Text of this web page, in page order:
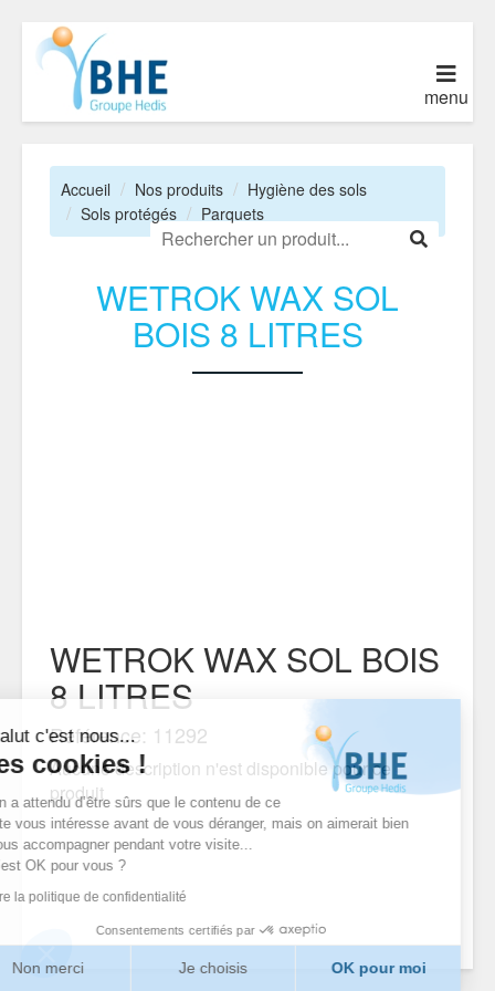
Salut c'est nous...
les cookies !
On a attendu d’être sûrs que le contenu de ce
site vous intéresse avant de vous déranger, mais on aimerait bien
vous accompagner pendant votre visite...
C’est OK pour vous ?
Lire la politique de confidentialité
Consentements certifiés par
Non merci Je choisis OK pour moi
menu
Accueil Nos produits
Hygiène des sols
Sols protégés
Parquets
WETROK WAX SOL
BOIS 8 LITRES
WETROK WAX SOL BOIS
8 LITRES
Référence: 11292
Aucune description n'est disponible pour ce
produit